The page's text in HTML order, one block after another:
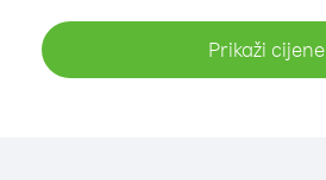
Prikaži cijene